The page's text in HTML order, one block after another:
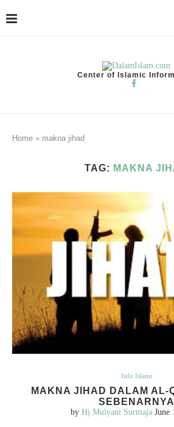
Center of Islamic
Home » makna jihad
TAG: MAKNA
Info Islami
MAKNA JIHAD DALAM AL-
SEBENARNYA
by Hj Mulyani Surmaja June